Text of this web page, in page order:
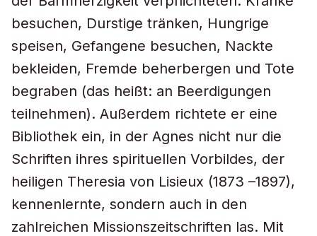
besuchen, Durstige tränken, Hungrige
speisen, Gefangene besuchen, Nackte
bekleiden, Fremde beherbergen und Tote
begraben (das heißt: an Beerdigungen
teilnehmen). Außerdem richtete er eine
Bibliothek ein, in der Agnes nicht nur die
Schriften ihres spirituellen Vorbildes, der
heiligen Theresia von Lisieux (1873 –1897),
kennenlernte, sondern auch in den
zahlreichen Missionszeitschriften las. Mit